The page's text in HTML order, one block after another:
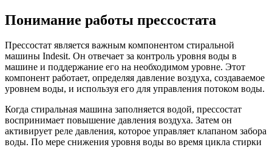
Понимание работы прессостата
Прессостат является важным компонентом стиральной
машины Indesit. Он отвечает за контроль уровня воды в
машине и поддержание его на необходимом уровне. Этот
компонент работает, определяя давление воздуха, создаваемое
уровнем воды, и используя его для управления потоком воды.
Когда стиральная машина заполняется водой, прессостат
воспринимает повышение давления воздуха. Затем он
активирует реле давления, которое управляет клапаном забора
воды. По мере снижения уровня воды во время цикла стирки